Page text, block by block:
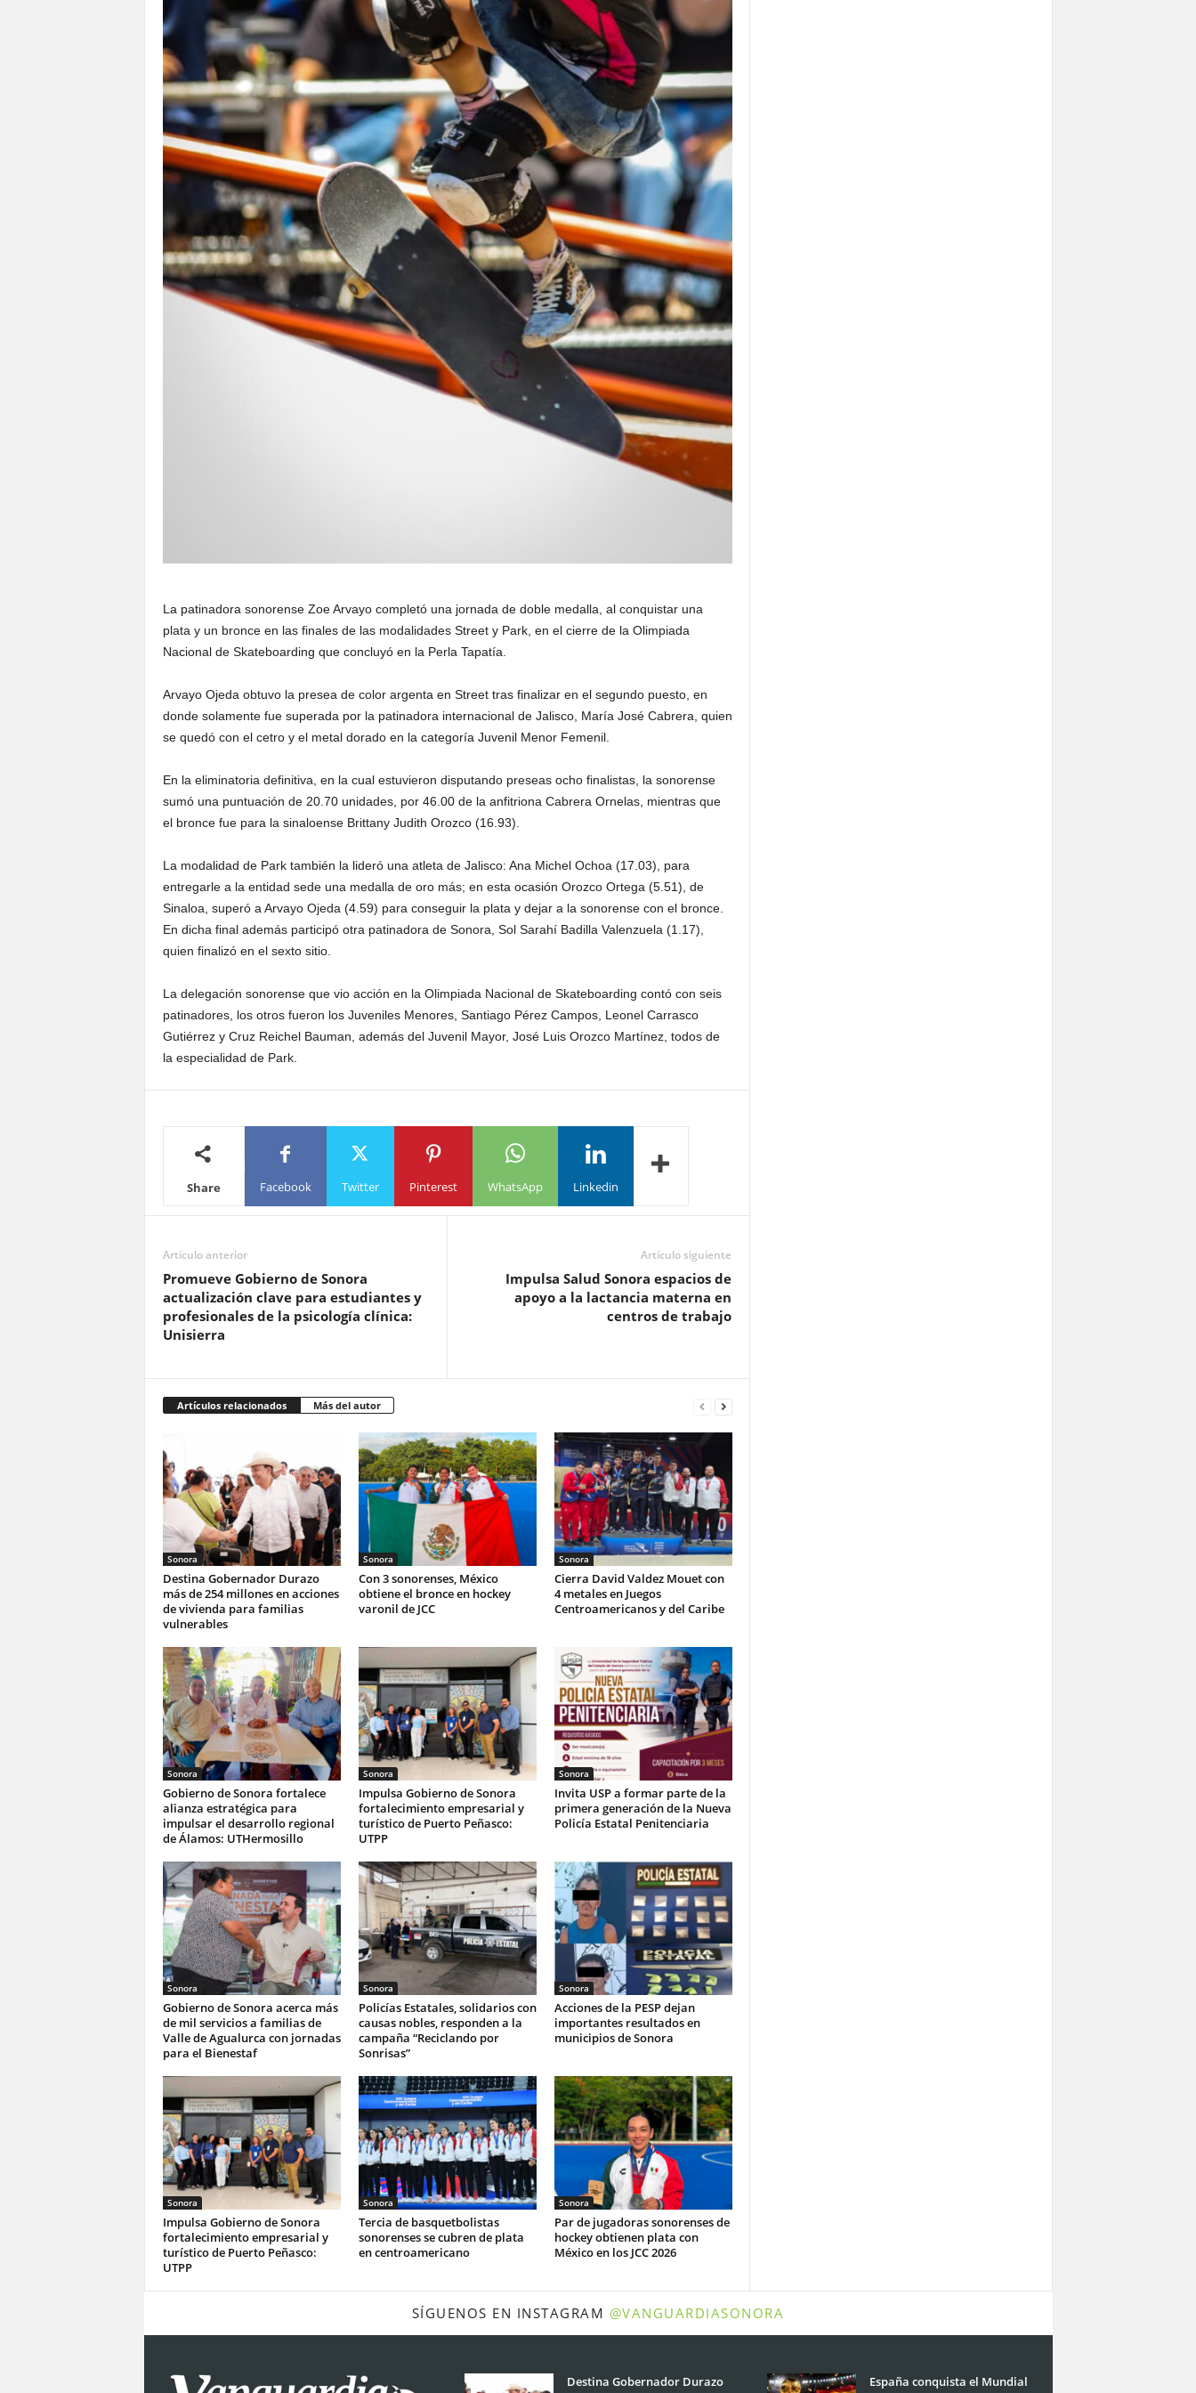
La patinadora sonorense Zoe Arvayo completó una jornada de doble medalla, al conquistar una
plata y un bronce en las finales de las modalidades Street y Park, en el cierre de la Olimpiada
Nacional de Skateboarding que concluyó en la Perla Tapatía.
Arvayo Ojeda obtuvo la presea de color argenta en Street tras finalizar en el segundo puesto, en
donde solamente fue superada por la patinadora internacional de Jalisco, María José Cabrera, quien
se quedó con el cetro y el metal dorado en la categoría Juvenil Menor Femenil.
En la eliminatoria definitiva, en la cual estuvieron disputando preseas ocho finalistas, la sonorense
sumó una puntuación de 20.70 unidades, por 46.00 de la anfitriona Cabrera Ornelas, mientras que
el bronce fue para la sinaloense Brittany Judith Orozco (16.93).
La modalidad de Park también la lideró una atleta de Jalisco: Ana Michel Ochoa (17.03), para
entregarle a la entidad sede una medalla de oro más; en esta ocasión Orozco Ortega (5.51), de
Sinaloa, superó a Arvayo Ojeda (4.59) para conseguir la plata y dejar a la sonorense con el bronce.
En dicha final además participó otra patinadora de Sonora, Sol Sarahí Badilla Valenzuela (1.17),
quien finalizó en el sexto sitio.
La delegación sonorense que vio acción en la Olimpiada Nacional de Skateboarding contó con seis
patinadores, los otros fueron los Juveniles Menores, Santiago Pérez Campos, Leonel Carrasco
Gutiérrez y Cruz Reichel Bauman, además del Juvenil Mayor, José Luis Orozco Martínez, todos de
la especialidad de Park.
Share Facebook Twitter Pinterest WhatsApp Linkedin
Artículo anterior
Promueve Gobierno de Sonora
actualización clave para estudiantes y
profesionales de la psicología clínica:
Unisierra
Artículo siguiente
Impulsa Salud Sonora espacios de
apoyo a la lactancia materna en
centros de trabajo
Artículos relacionados Más del autor
Sonora
Destina Gobernador Durazo
más de 254 millones en acciones
de vivienda para familias
vulnerables
Sonora
Con 3 sonorenses, México
obtiene el bronce en hockey
varonil de JCC
Sonora
Cierra David Valdez Mouet con
4 metales en Juegos
Centroamericanos y del Caribe
Sonora
Gobierno de Sonora fortalece
alianza estratégica para
impulsar el desarrollo regional
de Álamos: UTHermosillo
Sonora
Impulsa Gobierno de Sonora
fortalecimiento empresarial y
turístico de Puerto Peñasco:
UTPP
Sonora
Invita USP a formar parte de la
primera generación de la Nueva
Policía Estatal Penitenciaria
Sonora
Gobierno de Sonora acerca más
de mil servicios a familias de
Valle de Agualurca con jornadas
para el Bienestaf
Sonora
Policías Estatales, solidarios con
causas nobles, responden a la
campaña “Reciclando por
Sonrisas”
Sonora
Acciones de la PESP dejan
importantes resultados en
municipios de Sonora
Sonora
Impulsa Gobierno de Sonora
fortalecimiento empresarial y
turístico de Puerto Peñasco:
UTPP
Sonora
Tercia de basquetbolistas
sonorenses se cubren de plata
en centroamericano
Sonora
Par de jugadoras sonorenses de
hockey obtienen plata con
México en los JCC 2026
SÍGUENOS EN INSTAGRAM @VANGUARDIASONORA
Destina Gobernador Durazo
España conquista el Mundial